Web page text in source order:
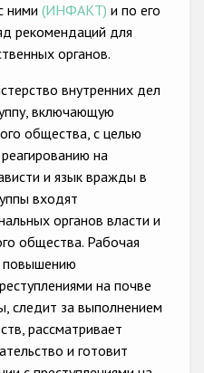
участники
ними (ИНФАКТ) и по его
рекомендаций для
органов.
внутренних дел
включающую
общества, с целью
на
и язык вражды в
входят
органов власти и
общества. Рабочая
повышению
на почве
следит за выполнением
рассматривает
и готовит